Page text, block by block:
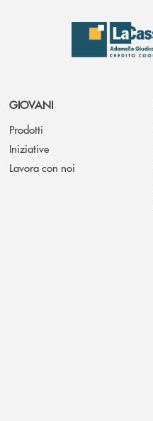
GIOVANI
Prodotti
Iniziative
Lavora con noi